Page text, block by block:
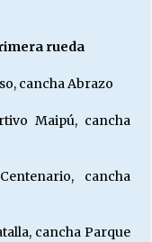
rueda
cancha Abrazo
Maipú, cancha
cancha
cancha Parque